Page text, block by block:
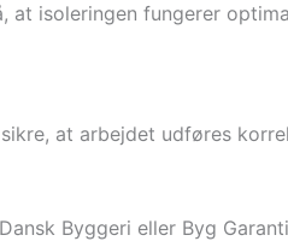
at isoleringen fungerer
at arbejdet udføres
Byggeri eller Byg